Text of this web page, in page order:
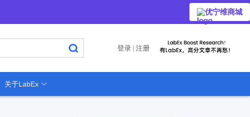
优宁维商城
登录 注册
关于LabEx